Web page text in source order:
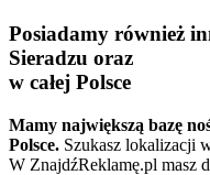
Posiadamy również
Sieradzu oraz
w całej Polsce
Mamy największą bazę
Polsce. Szukasz lokalizacji
W ZnajdźReklamę.pl masz